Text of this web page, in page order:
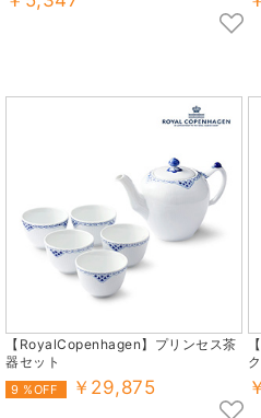
【RoyalCopenhagen】プリンセス茶
器セット
9 %OFF ￥29,875